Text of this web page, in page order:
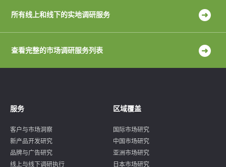
所有线上和线下的实地调研服务
查看完整的市场调研服务列表
服务
客户与市场洞察
新产品开发研究
品牌与广告研究
线上与线下调研执行
区域覆盖
国际市场研究
中国市场研究
亚洲市场研究
日本市场研究